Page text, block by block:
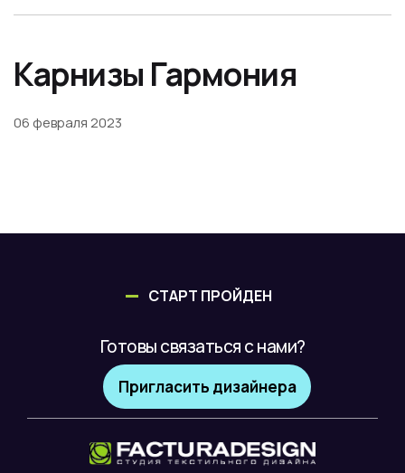
Карнизы Гармония
06 февраля 2023
СТАРТ ПРОЙДЕН
Готовы связаться с нами?
Пригласить дизайнера